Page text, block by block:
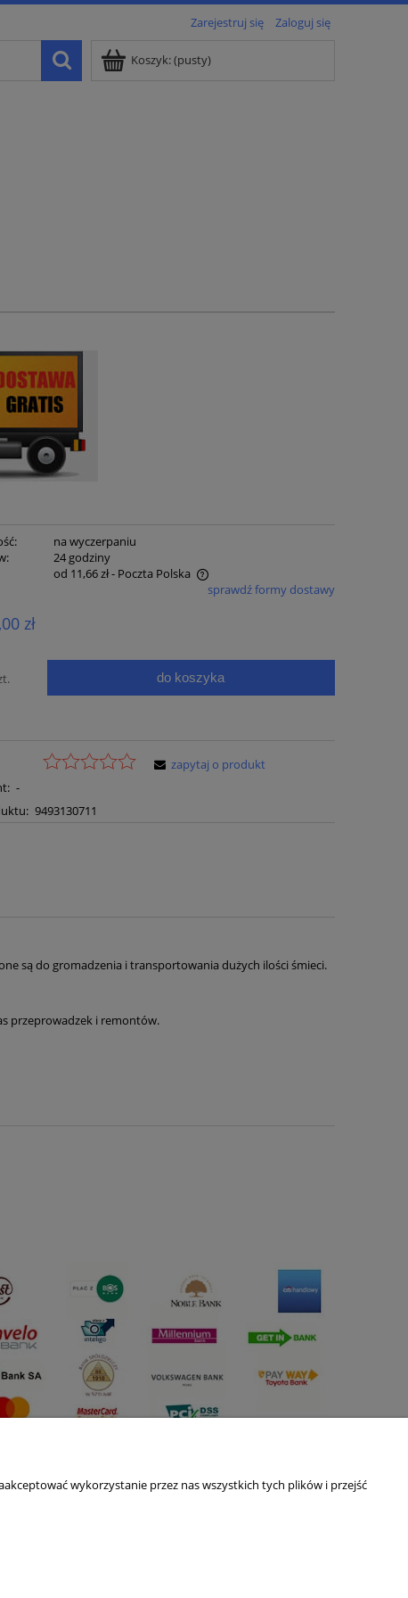
Zarejestruj się Zaloguj się
Koszyk:(pusty)
na wyczerpaniu
24 godziny
od 11,66 zł- Poczta Polska
sprawdź formy dostawy
zł
do koszyka
-
9493130711
zapytaj o produkt
są do gromadzenia i transportowania dużych ilości śmieci.
przeprowadzek i remontów.
wykorzystanie przez nas wszystkich tych plików i przejść